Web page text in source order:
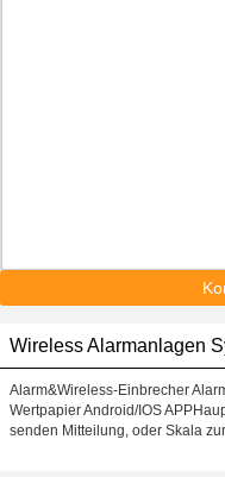
Wireless Alarmanlagen
Alarm&Wireless-Einbrecher
Wertpapier Android/IOS
senden Mitteilung, oder Skala